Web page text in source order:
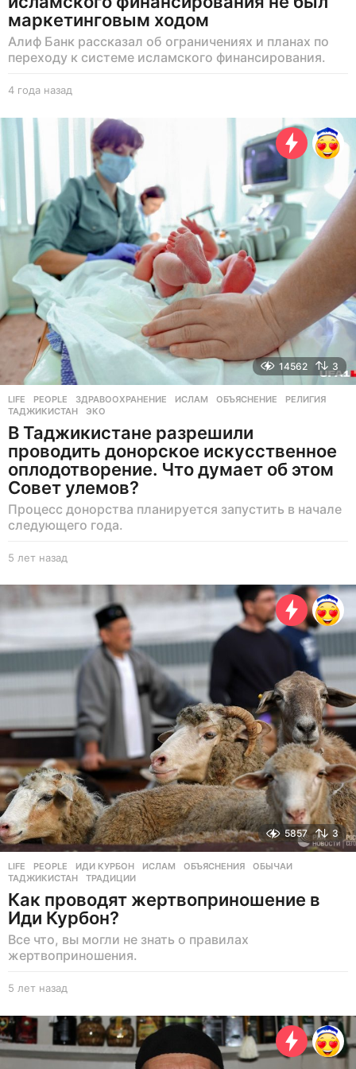
маркетинговым ходом
Алиф Банк рассказал об ограничениях и планах по
переходу к системе исламского финансирования.
4 года назад
о
а
з
а
д
14562 3
LIFE ,PEOPLE ЗДРАВООХРАНЕНИЕ ,ИСЛАМ ,ОБЪЯСНЕНИЕ ,РЕЛИГИЯ
ТАДЖИКИСТАН
,ЭКО
В Таджикистане разрешили
проводить донорское искусственное
оплодотворение. Что думает об этом
Совет улемов?
Процесс донорства планируется запустить в начале
следующего года.
5 лет назад
е
з
5857 3
LIFE ,PEOPLE ИДИ КУРБОН ,ИСЛАМ ,ОБЪЯСНЕНИЯ ,ОБЫЧАИ
ТАДЖИКИСТАН
,ТРАДИЦИИ
Как проводят жертвоприношение в
Иди Курбон?
Все что, вы могли не знать о правилах
жертвоприношения.
5 лет назад
е
н
а